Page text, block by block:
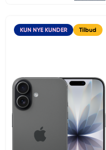
KUN NYE KUNDER Tilbud